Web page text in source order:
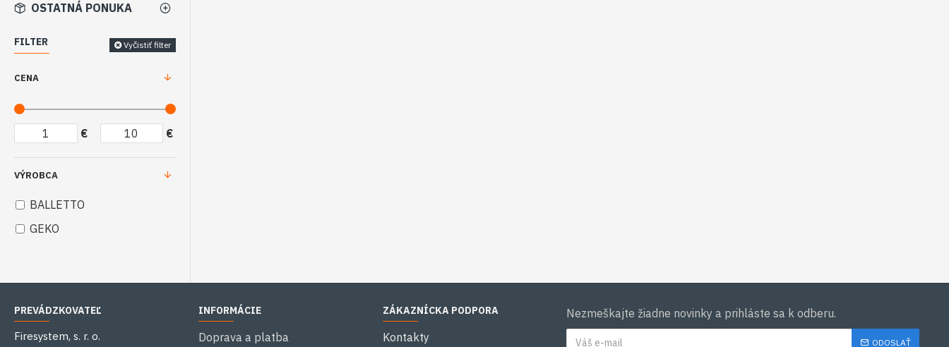
OSTATNÁ PONUKA
FILTER Vyčistiť filter
CENA
€ €
VÝROBCA
BALLETTO
GEKO
PREVÁDZKOVATEĽ
Firesystem, s. r. o.
INFORMÁCIE
Doprava a platba
ZÁKAZNÍCKA PODPORA
Kontakty
Nezmeškajte žiadne novinky a prihláste sa k odberu.
ODOSLAŤ